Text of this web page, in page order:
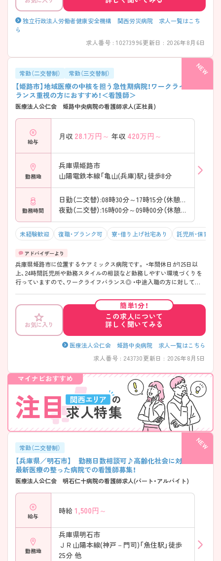
目指す方への支援もあり、専門性を高めたい方にもぴったり。高度医療
に携わりながら、プライベートとの両立も目指せる環境です。 ご興味の
ある方はマイナビ看護師までお気軽にご連絡下さい。
独立行政法人労働者健康安全機構 関西労災病院 求人一覧はこち
ら
求人番号 : 10273996更新日 : 2026年8月6日
常勤（二交替制） 常勤（三交替制）
【姫路市】地域医療の中核を担う急性期病院！ワークライフバ
ランス重視の方におすすめ！＜看護師＞
医療法人公仁会 姫路中央病院の看護師求人(正社員)
給与
月収 28.1万円～ 年収 420万円～
勤務地
兵庫県姫路市
山陽電鉄本線「亀山(兵庫)駅」徒歩8分
勤務時間
日勤（二交替）:08時30分～17時15分（休憩45分）
夜勤（二交替）:16時00分～09時00分（休憩60分）
未経験歓迎 復職・ブランク可 寮・借り上げ社宅あり 託児所・保育支
兵庫県姫路市に位置するケアミックス病院です。 ・年間休日が125日以
上、24時間託児所や勤務スタイルの相談など勤務しやすい環境づくりを
行っていますので、ワークライフバランス◎ ・中途入職の方に対しても
制度も導入しており、基本的に時間内で研修を実施をしていますのでプ
ライベート、家庭との両立もしやすいです◎ ご興味をお持ちの方はお気
軽にお問い合わせください。
お気に入り
簡単1分！
この求人について
詳しく聞いてみる
医療法人公仁会 姫路中央病院 求人一覧はこちら
求人番号 : 243730更新日 : 2026年8月5日
常勤（二交替制）
【兵庫県／明石市】 勤務日数相談可♪高齢化社会に対応した
最新医療の整った病院での看護師募集！
医療法人公仁会 明石仁十病院の看護師求人(パート・アルバイト)
給与
時給 1,500円～
勤務地
兵庫県明石市
ＪＲ山陽本線(神戸－門司)「魚住駅」徒歩
25分 他